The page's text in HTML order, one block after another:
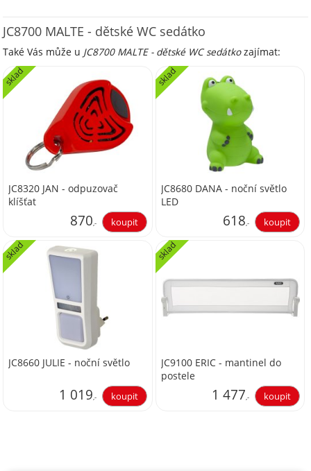
JC8700 MALTE - dětské WC sedátko
Také Vás může u JC8700 MALTE - dětské WC sedátkozajímat:
JC8320 JAN - odpuzovač
klíšťat
sklad
870,-
JC8680 DANA - noční světlo
LED
sklad
618 ,-
JC8660 JULIE - noční světlo
sklad
1 019,-
JC9100 ERIC - mantinel do
postele
sklad
1 477 ,-